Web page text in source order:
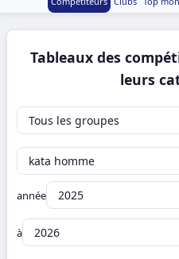
Tableaux des
leurs
année
à